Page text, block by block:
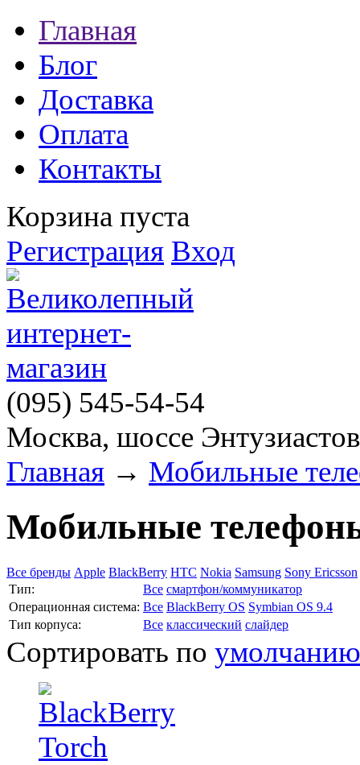
Главная
Блог
Доставка
Оплата
Контакты
Корзина пуста
Регистрация Вход
(095) 545-54-54
Москва, шоссе
Главная → Мобильные
Мобильные
Все бренды Apple BlackBerry HTC Nokia Samsung Sony Ericsson
Тип:
Все смартфон/коммуникатор
Операционная система: Все BlackBerry OS Symbian OS 9.4
Тип корпуса:
Все классический слайдер
Сортировать по умолчанию